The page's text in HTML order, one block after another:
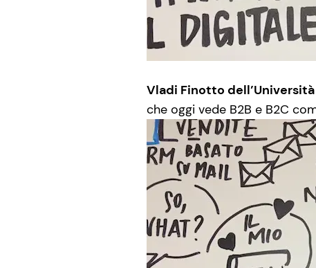
Vladi Finotto dell’Università
che oggi vede B2B e B2C